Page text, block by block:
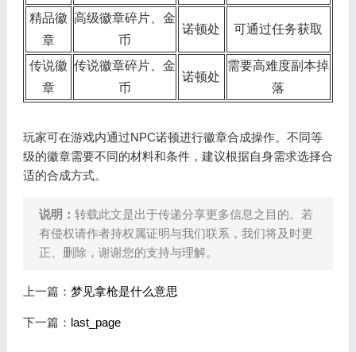
精品徽
章
高级徽章碎片、金
币
诺顿处 可通过任务获取
传说徽
章
传说徽章碎片、金
币
诺顿处
需要高难度副本掉
落
玩家可在游戏内通过NPC诺顿进行徽章合成操作。不同等
级的徽章需要不同的材料和条件，建议根据自身需求选择合
适的合成方式。
说明： 转载此文是出于传递分享更多信息之目的。若
有侵权请作者持权属证明与我们联系，我们将及时更
正、删除，谢谢您的支持与理解。
上一篇： 梦见拿枪是什么意思
下一篇： last_page